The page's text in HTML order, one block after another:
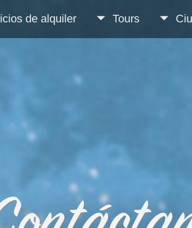
de alquiler Tours